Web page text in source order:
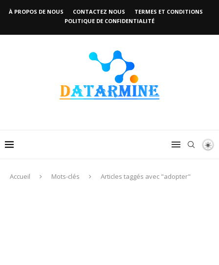
À PROPOS DE NOUS CONTACTEZ NOUS
TERMES ET CONDITIONS
POLITIQUE DE CONFIDENTIALITÉ
Accueil Mots-clés Articles taggés avec "adopter"